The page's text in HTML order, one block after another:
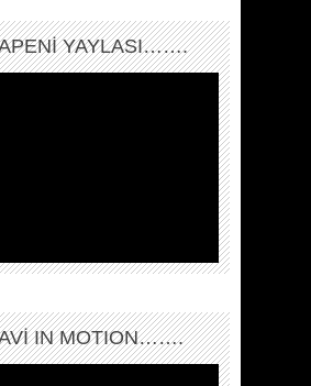
YAYLASI…….
IN MOTION…….